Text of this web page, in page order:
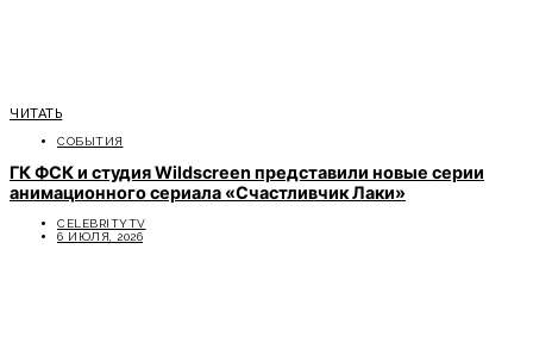
ЧИТАТЬ
СОБЫТИЯ
ГК ФСК и студия Wildscreen представили новые серии
анимационного сериала «Счастливчик Лаки»
CELEBRITYTV
6 ИЮЛЯ, 2026